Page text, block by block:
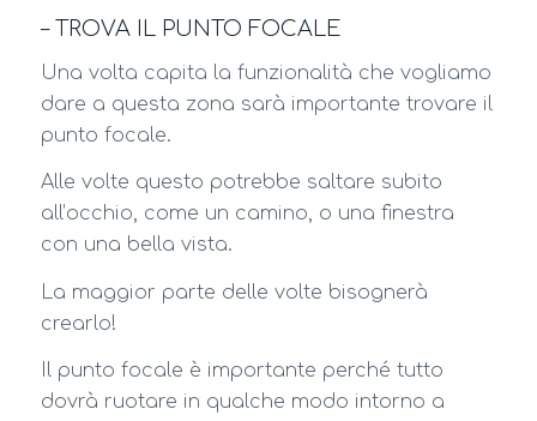
– TROVA IL PUNTO FOCALE
Una volta capita la funzionalità che vogliamo
dare a questa zona sarà importante trovare il
punto focale.
Alle volte questo potrebbe saltare subito
all’occhio, come un camino, o una finestra
con una bella vista.
La maggior parte delle volte bisognerà
crearlo!
Il punto focale è importante perché tutto
dovrà ruotare in qualche modo intorno a